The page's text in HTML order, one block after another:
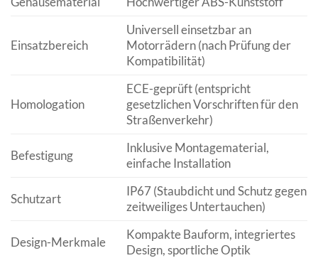
Einsatzbereich
Universell einsetzbar an
Motorrädern (nach Prüfung der
Kompatibilität)
Homologation
ECE-geprüft (entspricht
gesetzlichen Vorschriften für den
Straßenverkehr)
Befestigung
Inklusive Montagematerial,
einfache Installation
Schutzart
IP67 (Staubdicht und Schutz gegen
zeitweiliges Untertauchen)
Design-Merkmale
Kompakte Bauform, integriertes
Design, sportliche Optik